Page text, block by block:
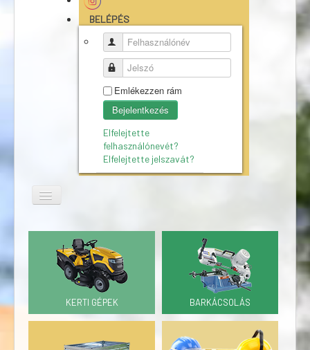
BELÉPÉS
Felhasználónév
Jelszó
Emlékezzen rám
Bejelentkezés
Elfelejtette
felhasználónevét?
Elfelejtette jelszavát?
KERTI GÉPEK BARKÁCSOLÁS